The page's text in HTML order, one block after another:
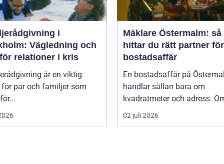
i
Vägledning och
relationer i kris
är en viktig
för par och familjer som
Mäklare Östermalm: så
hittar du rätt partner
bostadsaffär
En bostadsaffär på
handlar sällan bara om
kvadratmeter och adress.
02 juli 2026